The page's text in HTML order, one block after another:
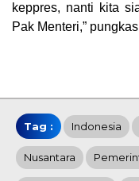
keppres, nanti kita
Pak Menteri,”
Tag : Indonesia
Nusantara